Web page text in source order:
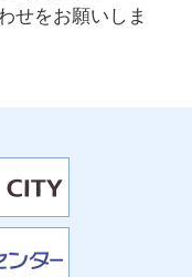
せをお願いしま